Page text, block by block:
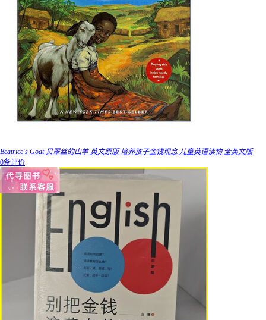
Beatrice's Goat 贝翠丝的山羊 英文原版 培养孩子金钱观念 儿童英语读物 全英文版
0条评价